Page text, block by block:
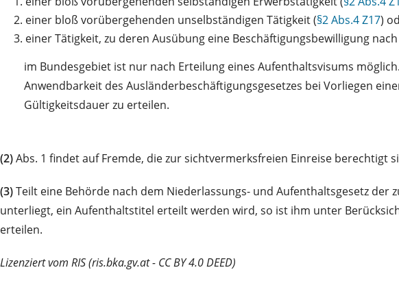
2. einer bloß vorübergehenden unselbständigen Tätigkeit (§2 Abs.4 Z17)
3. einer Tätigkeit, zu deren Ausübung eine Beschäftigungsbewilligung nach
im Bundesgebiet ist nur nach Erteilung eines Aufenthaltsvisums
Anwendbarkeit des Ausländerbeschäftigungsgesetzes bei Vorliegen
Gültigkeitsdauer zu erteilen.
(2)Abs. 1 findet auf Fremde, die zur sichtvermerksfreien Einreise berechtigt
(3)Teilt eine Behörde nach dem Niederlassungs- und Aufenthaltsgesetz
unterliegt, ein Aufenthaltstitel erteilt werden wird, so ist ihm unter
erteilen.
Lizenziert vom RIS (ris.bka.gv.at - CC BY 4.0 DEED)